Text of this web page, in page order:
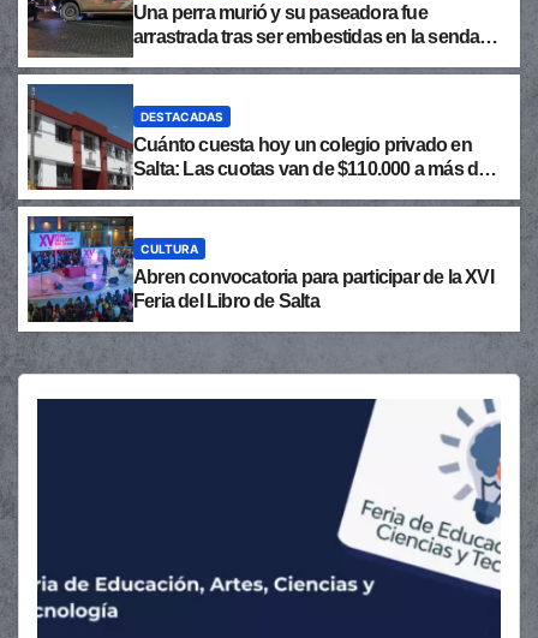
Una perra murió y su paseadora fue
arrastrada tras ser embestidas en la senda
DESTACADAS
Cuánto cuesta hoy un colegio privado en
Salta: Las cuotas van de $110.000 a más de
CULTURA
Abren convocatoria para participar de la XVI
Feria del Libro de Salta